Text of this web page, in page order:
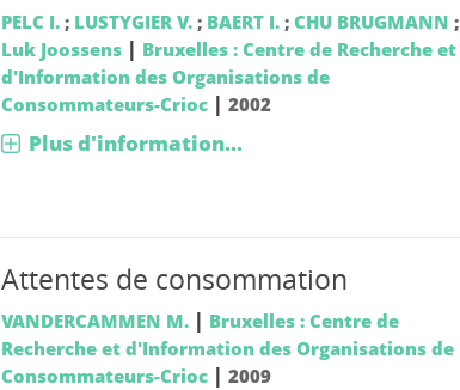
PELC I.; LUSTYGIER V.; BAERT I.; CHU BRUGMANN ;
Luk Joossens | Bruxelles : Centre de Recherche et
d'Information des Organisations de
Consommateurs-Crioc| 2002
Plus d'information...
Attentes de consommation
VANDERCAMMEN M. | Bruxelles : Centre de
Recherche et d'Information des Organisations de
Consommateurs-Crioc| 2009